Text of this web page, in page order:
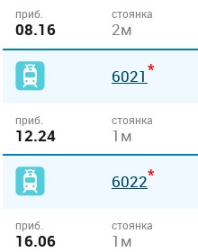
приб.
08.16
стоянка
2м
6021*
приб.
12.24
стоянка
1м
6022*
приб.
16.06
стоянка
1м